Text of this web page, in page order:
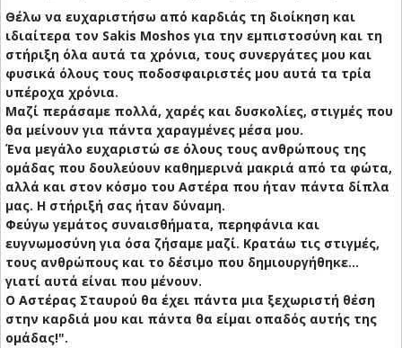
Θέλω να ευχαριστήσω από καρδιάς τη διοίκηση και
ιδιαίτερα τον Sakis Moshos για την εμπιστοσύνη και τη
στήριξη όλα αυτά τα χρόνια, τους συνεργάτες μου και
φυσικά όλους τους ποδοσφαιριστές μου αυτά τα τρία
υπέροχα χρόνια.
Μαζί περάσαμε πολλά, χαρές και δυσκολίες, στιγμές που
θα μείνουν για πάντα χαραγμένες μέσα μου.
Ένα μεγάλο ευχαριστώ σε όλους τους ανθρώπους της
ομάδας που δουλεύουν καθημερινά μακριά από τα φώτα,
αλλά και στον κόσμο του Αστέρα που ήταν πάντα δίπλα
μας. Η στήριξή σας ήταν δύναμη.
Φεύγω γεμάτος συναισθήματα, περηφάνια και
ευγνωμοσύνη για όσα ζήσαμε μαζί. Κρατάω τις στιγμές,
τους ανθρώπους και το δέσιμο που δημιουργήθηκε…
γιατί αυτά είναι που μένουν.
Ο Αστέρας Σταυρού θα έχει πάντα μια ξεχωριστή θέση
στην καρδιά μου και πάντα θα είμαι οπαδός αυτής της
ομάδας!".